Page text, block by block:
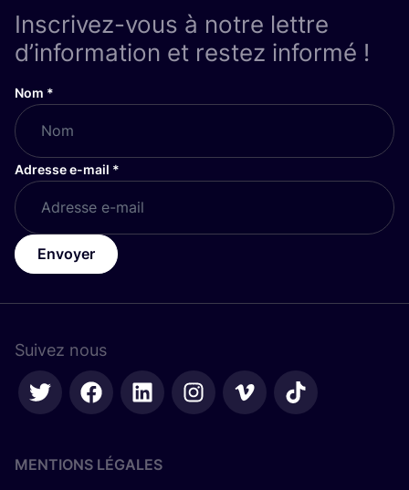
Inscrivez-vous à notre lettre
d’information et restez informé !
Nom *
Adresse e-mail *
Envoyer
Suivez nous
MENTIONS LÉGALES